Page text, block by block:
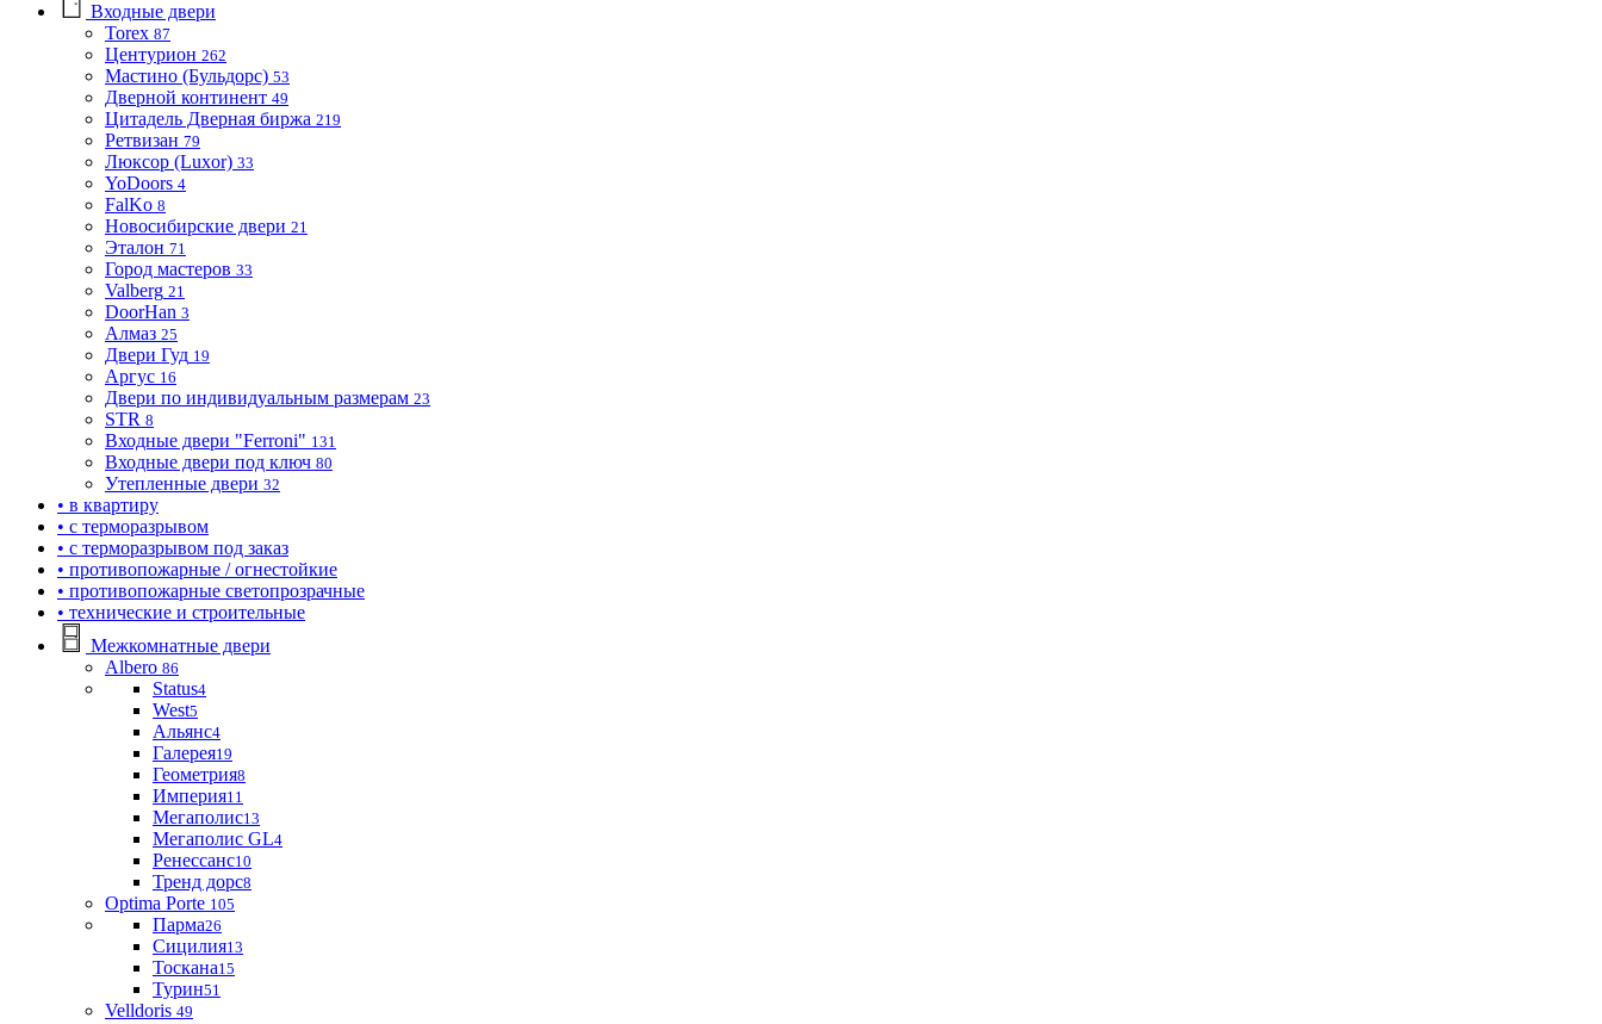
Входные двери
Torex 87
Центурион 262
Мастино (Бульдорс) 53
Дверной континент 49
Цитадель Дверная биржа 219
Ретвизан 79
Люксор (Luxor) 33
YoDoors 4
FalKo 8
Новосибирские двери 21
Эталон 71
Город мастеров 33
Valberg 21
DoorHan 3
Алмаз 25
Двери Гуд 19
Аргус 16
Двери по индивидуальным размерам 23
STR 8
Входные двери "Ferroni" 131
Входные двери под ключ 80
Утепленные двери 32
• в квартиру
• с терморазрывом
• с терморазрывом под заказ
• противопожарные / огнестойкие
• противопожарные светопрозрачные
• технические и строительные
Межкомнатные двери
Albero 86
Status4
West5
Альянс4
Галерея19
Геометрия8
Империя11
Мегаполис13
Мегаполис GL4
Ренессанс10
Тренд дорс8
Optima Porte 105
Парма26
Сицилия13
Тоскана15
Турин51
Velldoris 49